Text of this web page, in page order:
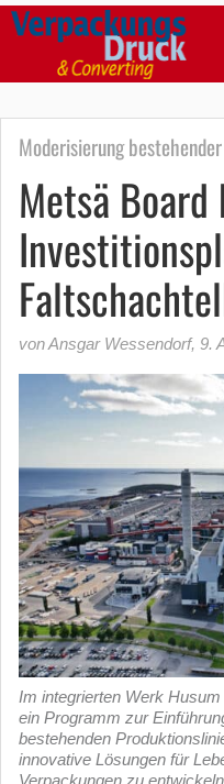
Moderisierung
Metsä
von Ansgar Wessendorf, 9.
Im integrierten Werk
ein Programm zur
bestehenden
innovative Lösungen für
Verpackungen zu